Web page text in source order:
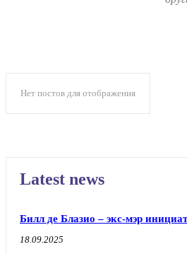
Нет постов для отображения
Latest news
Билл де Блазио – экс-мэр
18.09.2025